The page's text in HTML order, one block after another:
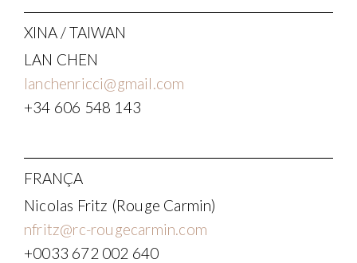
XINA / TAIWAN
LAN CHEN
lanchenricci@gmail.com
+34 606 548 143
FRANÇA
Nicolas Fritz (Rouge Carmin)
nfritz@rc-rougecarmin.com
+0033 672 002 640